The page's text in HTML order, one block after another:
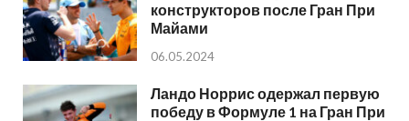
конструкторов после Гран При
Майами
06.05.2024
Ландо Норрис одержал первую
победу в Формуле 1 на Гран При